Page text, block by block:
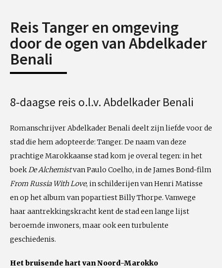
Reis Tanger en omgeving
door de ogen van Abdelkader
Benali
8-daagse reis o.l.v. Abdelkader Benali
Romanschrijver Abdelkader Benali deelt zijn liefde voor de
stad die hem adopteerde: Tanger. De naam van deze
prachtige Marokkaanse stad kom je overal tegen: in het
boekDe Alchemistvan Paulo Coelho, in de James Bond-film
From Russia With Love, in schilderijen van Henri Matisse
en op het album van popartiest Billy Thorpe. Vanwege
haar aantrekkingskracht kent de stad een lange lijst
beroemde inwoners, maar ook een turbulente
geschiedenis.
Het bruisende hart van Noord-Marokko